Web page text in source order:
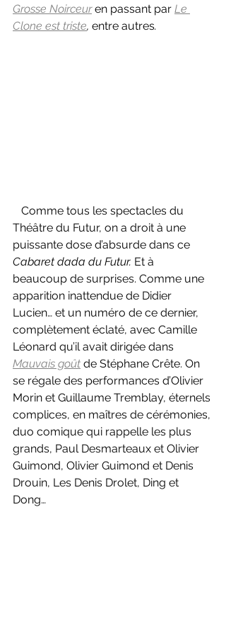
Grosse Noirceur en passant par Le
Clone est triste, entre autres.
Théâtre du Futur, on a droit à une
puissante dose d’absurde dans ce
Cabaret dada du Futur. Et à
beaucoup de surprises. Comme une
apparition inattendue de Didier
Lucien… et un numéro de ce dernier,
complètement éclaté, avec Camille
Léonard qu’il avait dirigée dans
Mauvais goût de Stéphane Crête. On
se régale des performances d’Olivier
Morin et Guillaume Tremblay, éternels
complices, en maîtres de cérémonies,
duo comique qui rappelle les plus
grands, Paul Desmarteaux et Olivier
Guimond, Olivier Guimond et Denis
Drouin, Les Denis Drolet, Ding et
Dong…